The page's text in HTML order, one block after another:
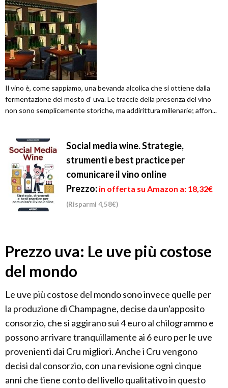
Il vino è, come sappiamo, una bevanda alcolica che si ottiene dalla
fermentazione del mosto d’ uva. Le traccie della presenza del vino
non sono semplicemente storiche, ma addirittura millenarie; affon...
Social media wine. Strategie,
strumenti e best practice per
comunicare il vino online
Prezzo: in offerta su Amazon a: 18,32€
(Risparmi 4,58€)
Prezzo uva: Le uve più costose
del mondo
Le uve più costose del mondo sono invece quelle per
la produzione di Champagne, decise da un'apposito
consorzio, che si aggirano sui 4 euro al chilogrammo e
possono arrivare tranquillamente ai 6 euro per le uve
provenienti dai Cru migliori. Anche i Cru vengono
decisi dal consorzio, con una revisione ogni cinque
anni che tiene conto del livello qualitativo in questo